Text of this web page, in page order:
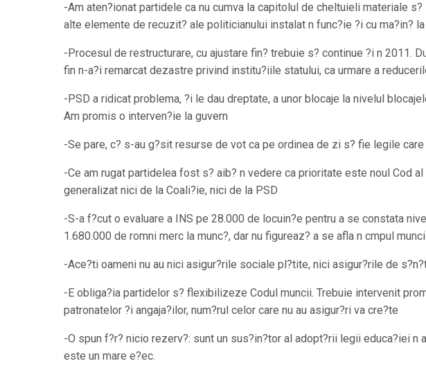
-Am aten?ionat partidele ca nu cumva la capitolul de cheltuieli materiale
alte elemente de recuzit? ale politicianului instalat n func?ie ?i cu ma?in?
-Procesul de restructurare, cu ajustare fin? trebuie s? continue ?i n 2011.
fin n-a?i remarcat dezastre privind institu?iile statului, ca urmare a
-PSD a ridicat problema, ?i le dau dreptate, a unor blocaje la nivelul
Am promis o interven?ie la guvern
-Se pare, c? s-au g?sit resurse de vot ca pe ordinea de zi s? fie legile
-Ce am rugat partidelea fost s? aib? n vedere ca prioritate este noul Cod
generalizat nici de la Coali?ie, nici de la PSD
-S-a f?cut o evaluare a INS pe 28.000 de locuin?e pentru a se constata
1.680.000 de romni merc la munc?, dar nu figureaz? a se afla n cmpul
-Ace?ti oameni nu au nici asigur?rile sociale pl?tite, nici asigur?rile de
-E obliga?ia partidelor s? flexibilizeze Codul muncii. Trebuie intervenit
patronatelor ?i angaja?ilor, num?rul celor care nu au asigur?ri va cre?te
-O spun f?r? nicio rezerv?: sunt un sus?in?tor al adopt?rii legii educa?iei
este un mare e?ec.